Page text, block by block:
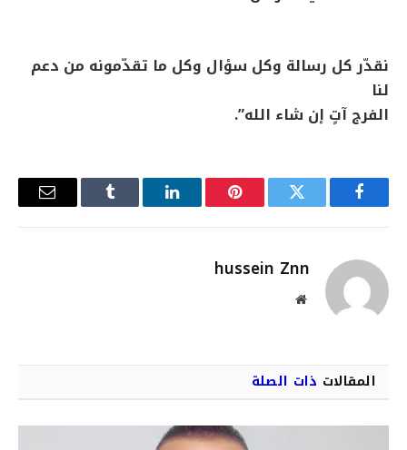
نقدّر كل رسالة وكل سؤال وكل ما تقدّمونه من دعم
لنا
الفرج آتٍ إن شاء الله”.
فيسبوك تويتر بينتيريستلينكدإن Tumblr
البريد
hussein Znn
موقع
المقالات ذات الصلة